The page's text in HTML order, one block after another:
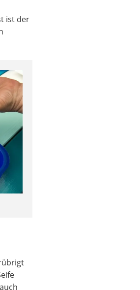
ist der